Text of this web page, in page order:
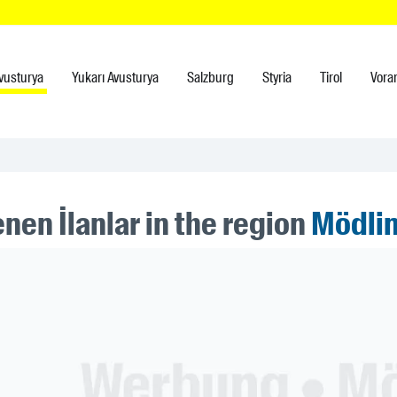
Yukarı Avusturya Salzburg Styria Tirol
İlanlar in the region